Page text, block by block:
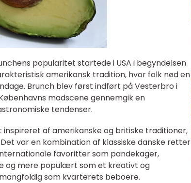
popularitet startede i USA i begyndelsen
amerikansk tradition, hvor folk nød en
Brunch blev først indført på Vesterbro i
madscene gennemgik en
tendenser.
af amerikanske og britiske traditioner,
var en kombination af klassiske danske retter
favoritter som pandekager,
og mere populært som et kreativt og
som kvarterets beboere.